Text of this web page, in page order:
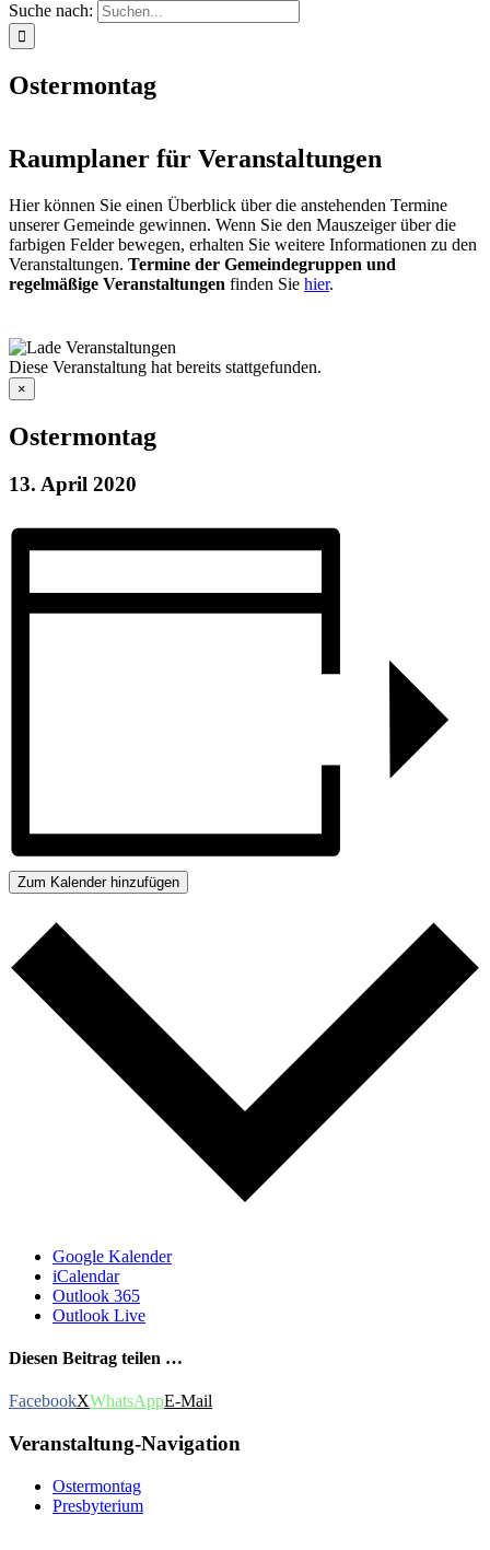
Suche nach:
Ostermontag
Raumplaner für Veranstaltungen
Hier können Sie einen Überblick über die anstehenden Termine
unserer Gemeinde gewinnen. Wenn Sie den Mauszeiger über die
farbigen Felder bewegen, erhalten Sie weitere Informationen zu den
Veranstaltungen. Termine der Gemeindegruppen und
regelmäßige Veranstaltungen finden Sie hier.
Diese Veranstaltung hat bereits stattgefunden.
×
Ostermontag
13. April 2020
Zum Kalender hinzufügen
Google Kalender
iCalendar
Outlook 365
Outlook Live
Diesen Beitrag teilen …
FacebookXWhatsAppE-Mail
Veranstaltung-Navigation
Ostermontag
Presbyterium